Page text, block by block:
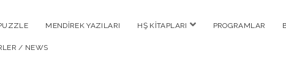
MENDIREK YAZILARI HŞ KITAPLARI menüyüPROGRAMLAR
/ NEWS